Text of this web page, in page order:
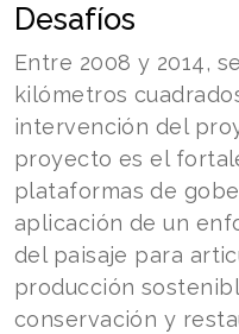
Desafíos
Entre 2008 y 2014,
kilómetros
intervención del
proyecto es el
plataformas de
aplicación de un
del paisaje para
producción
conservación y